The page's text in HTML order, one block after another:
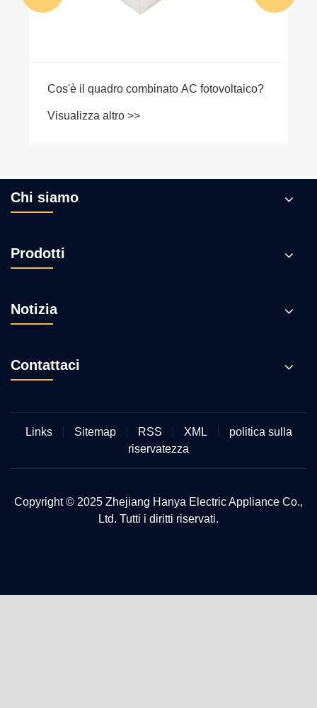
Cos'è il quadro combinato AC fotovoltaico?
Visualizza altro >>
Chi siamo
Prodotti
Notizia
Contattaci
Links Sitemap RSS XML
politica sulla
riservatezza
Copyright © 2025 Zhejiang Hanya Electric Appliance Co.,
Ltd. Tutti i diritti riservati.